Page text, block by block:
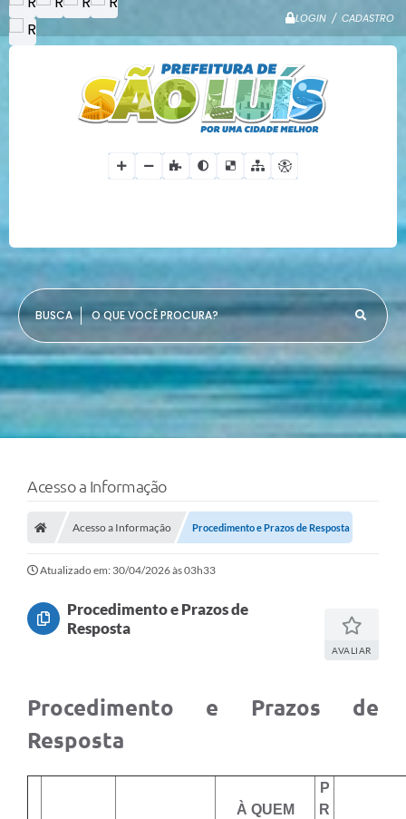
LOGIN / CADASTRO
O QUE VOCÊ PROCURA?
Acesso a Informação
Acesso a Informação Procedimento e Prazos de Resposta
Atualizado em: 30/04/2026 às 03h33
Procedimento e Prazos de
Resposta
AVALIAR
Procedimento e Prazos de
Resposta
À QUEM
P
R